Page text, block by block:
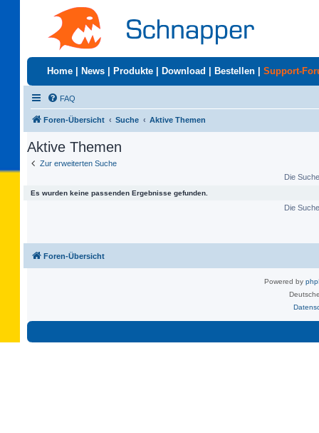
Home News Produkte Download Bestellen Support-
FAQ
Foren-Übersicht Suche Aktive Themen
Aktive Themen
Zur erweiterten Suche
Die
Es wurden keine passenden Ergebnisse gefunden.
Die
Foren-Übersicht
Powered by